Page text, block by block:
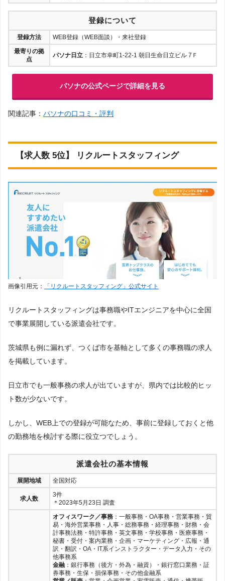
登録について
登録方法
WEB登録（WEB面談）・来社登録
最寄りの拠
点
パソナ日立 ：日立市幸町1-22-1 朝日生命日立ビル 7Ｆ
パソナの公式ページで詳細を見る
関連記事： パソナの口コミ・評判
【求人数 5位】 リクルートスタッフィング
画像引用元： 「リクルートスタッフィング」公式サイト
リクルートスタッフィングは事務職やITエンジニアを中心に全国
で事業展開している派遣会社です。
茨城県も例に漏れず、つくば市を基軸として多くの事務職の求人
を掲載しています。
日立市でも一般事務の求人が出ていますが、県内では比較的ヒッ
ト数が少ないです。
しかし、WEB上での登録が可能なため、事前に登録しておくと他
の勤務地を検討する際に役立つでしょう。
派遣会社の基本情報
展開地域 全国対応
求人数
3件
＊2023年5月23日 調査
オフィスワーク／事務 ：一般事務・OA事務・営業事務・貿
易・海外営業事務・人事・総務事務・経理事務・財務・会
計事務法務・特許事務・英文事務・学校事務・医療事務・
秘書・受付・案内業務・企画・マーケティング・広報・通
訳・翻訳・OA・IT系インストラクター・データ入力・その
他事務系
金融 ：銀行事務（後方・外為・融資）・銀行窓口業務・証
券事務・生保・損保事務・その他金融系